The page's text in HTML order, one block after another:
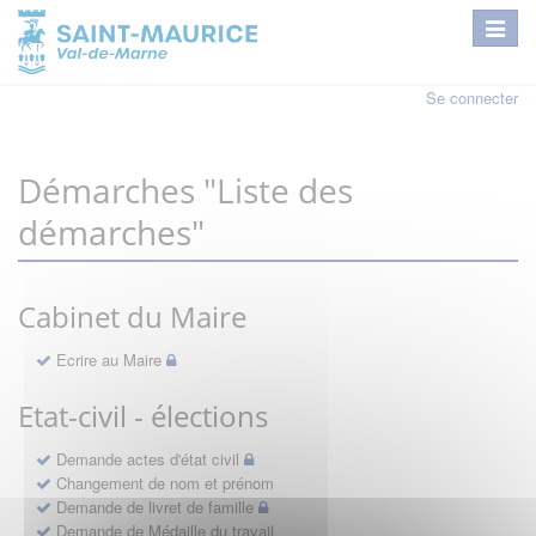
Se connecter
Démarches "Liste des
démarches"
Cabinet du Maire
Ecrire au Maire
Etat-civil - élections
Demande actes d'état civil
Changement de nom et prénom
Demande de livret de famille
Demande de Médaille du travail